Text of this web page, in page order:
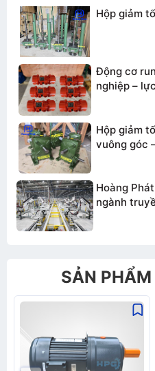
Gửi thông tin
Hộp giảm
Động cơ
nghiệp –
Hộp giảm
vuông góc
Hoàng
ngành
SẢN